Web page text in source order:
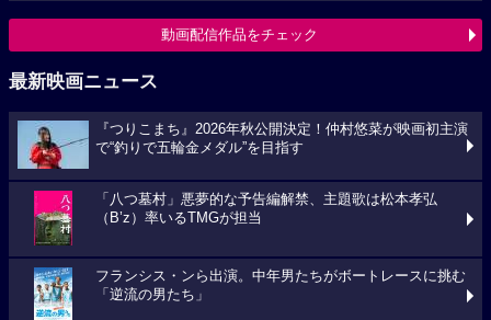
動画配信作品をチェック
最新映画ニュース
『つりこまち』2026年秋公開決定！仲村悠菜が映画初主演
で“釣りで五輪金メダル”を目指す
「八つ墓村」悪夢的な予告編解禁、主題歌は松本孝弘
（B’z）率いるTMGが担当
フランシス・ンら出演。中年男たちがボートレースに挑む
「逆流の男たち」